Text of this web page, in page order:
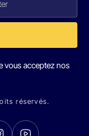
vous acceptez nos
réservés.